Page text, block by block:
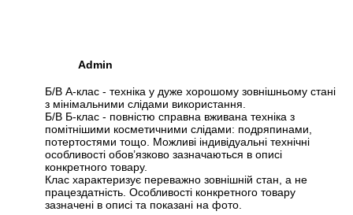
Admin
Б/В А-клас - техніка у дуже хорошому зовнішньому стані
з мінімальними слідами використання.
Б/В Б-клас - повністю справна вживана техніка з
помітнішими косметичними слідами: подряпинами,
потертостями тощо. Можливі індивідуальні технічні
особливості обов’язково зазначаються в описі
конкретного товару.
Клас характеризує переважно зовнішній стан, а не
працездатність. Особливості конкретного товару
зазначені в описі та показані на фото.